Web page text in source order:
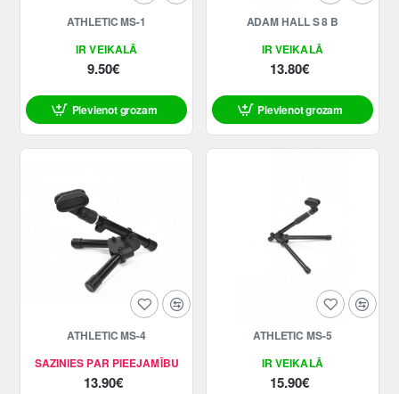
IR VEIKALĀ
ATHLETIC MS-1
9.50€
Pievienot grozam
IR VEIKALĀ
ADAM HALL S 8 B
13.80€
Pievienot grozam
SAZINIES PAR PIEEJAMĪBU
ATHLETIC MS-4
13.90€
IR VEIKALĀ
ATHLETIC MS-5
15.90€